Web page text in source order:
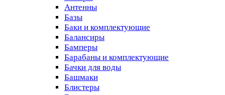
Антенны
Базы
Баки и комплектующие
Балансиры
Бамперы
Барабаны и комплектующие
Бачки для воды
Башмаки
Блистеры